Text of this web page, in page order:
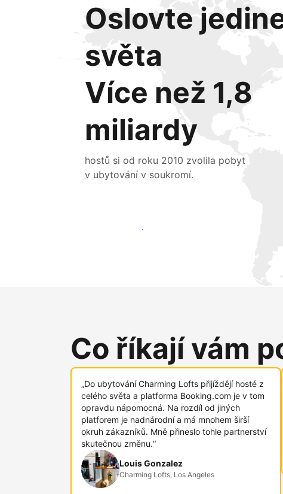
Oslovte
světa
Více než 1,8
miliardy
hostů si od roku 2010 zvolila pobyt
v ubytování v soukromí.
Oslovit nové hosty už dnes
Co říkají vám
„Do ubytování Charming Lofts přijíždějí hosté z
celého světa a platforma Booking.com je v tom
opravdu nápomocná. Na rozdíl od jiných
platforem je nadnárodní a má mnohem širší
okruh zákazníků. Mně přineslo tohle partnerství
skutečnou změnu.“
Louis Gonzalez
Charming Lofts, Los Angeles